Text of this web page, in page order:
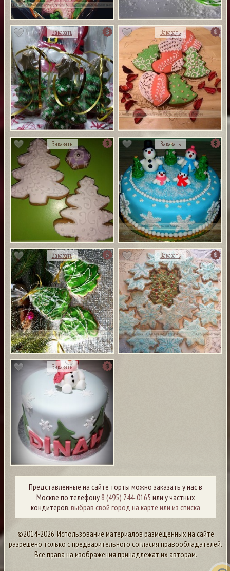
Заказать Заказать
Заказать Заказать
Заказать Заказать
Заказать
Представленные на сайте торты можно заказать у нас в
Москве по телефону8 (495) 744-0165 или у частных
кондитеров,выбрав свой город на карте или из списка
©2014-2026. Использование материалов размещенных на сайте
разрешено только с предварительного согласия правообладателей.
Все права на изображения принадлежат их авторам.